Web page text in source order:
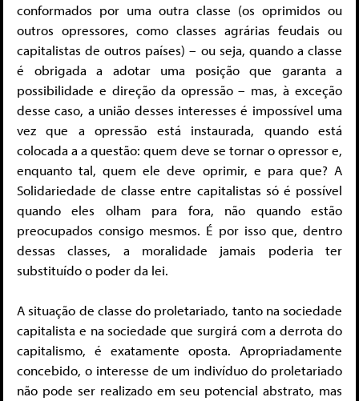
conformados por uma outra classe (os oprimidos ou
outros opressores, como classes agrárias feudais ou
capitalistas de outros países) – ou seja, quando a classe
é obrigada a adotar uma posição que garanta a
possibilidade e direção da opressão – mas, à exceção
desse caso, a união desses interesses é impossível uma
vez que a opressão está instaurada, quando está
colocada a a questão: quem deve se tornar o opressor e,
enquanto tal, quem ele deve oprimir, e para que? A
Solidariedade de classe entre capitalistas só é possível
quando eles olham para fora, não quando estão
preocupados consigo mesmos. É por isso que, dentro
dessas classes, a moralidade jamais poderia ter
substituído o poder da lei.
A situação de classe do proletariado, tanto na sociedade
capitalista e na sociedade que surgirá com a derrota do
capitalismo, é exatamente oposta. Apropriadamente
concebido, o interesse de um indivíduo do proletariado
não pode ser realizado em seu potencial abstrato, mas